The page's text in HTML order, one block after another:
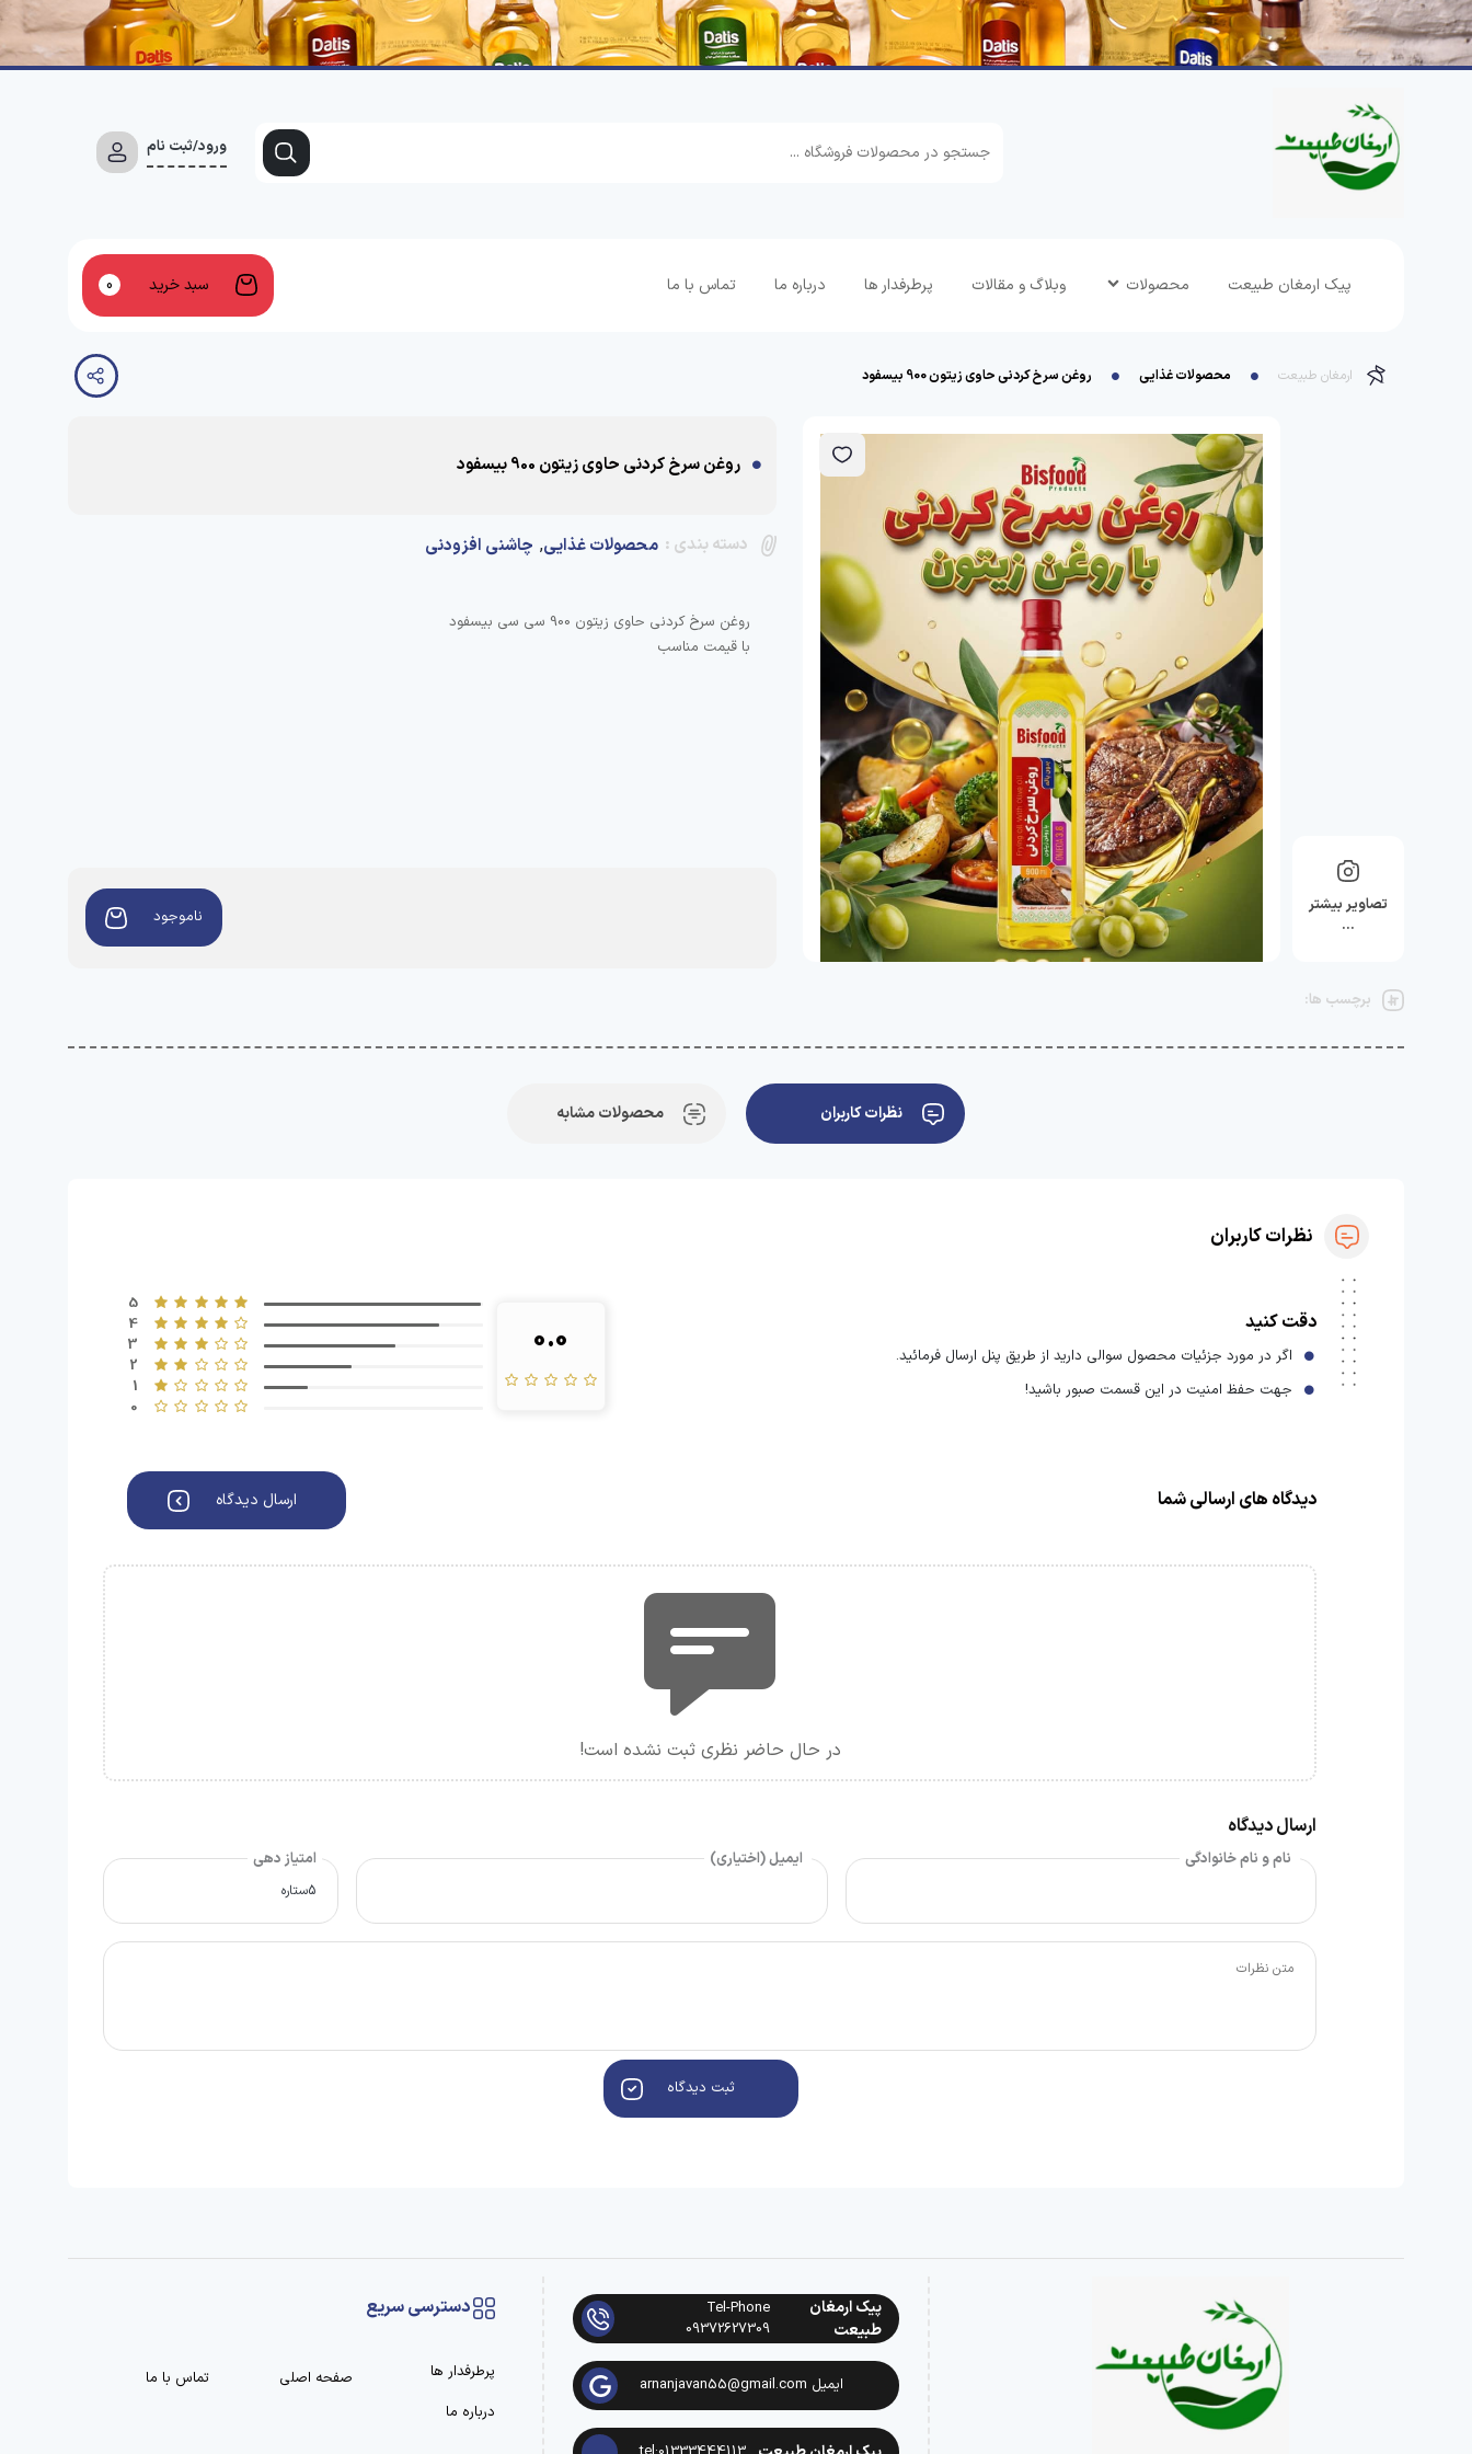
ورود/ثبت نام
پیک ارمغان طبیعت محصولات وبلاگ و مقالات پرطرفدار ها درباره ما تماس با ما سبد خرید 0
ارمغان طبیعت محصولات غذایی روغن سرخ کردنی حاوی زیتون 900 بیسفود
تصاویر بیشتر
…
روغن سرخ کردنی حاوی زیتون 900 بیسفود
دسته بندی : محصولات غذایی, چاشنی افزودنی
با قیمت مناسب
ناموجود
برچسب ها:
نظرات کاربران محصولات مشابه
نظرات کاربران
دقت کنید
اگر در مورد جزئیات محصول سوالی دارید از طریق پنل ارسال فرمائید.
جهت حفظ امنیت در این قسمت صبور باشید!
0.0
5
4
3
2
1
0
دیدگاه های ارسالی شما ارسال دیدگاه
در حال حاضر نظری ثبت نشده است!
ارسال دیدگاه
نام و نام خانوادگی ایمیل (اختیاری) امتیاز دهی
ثبت دیدگاه
پیک ارمغان
طبیعت
Tel-Phone
09372627309
ایمیل arnanjavan55@gmail.com
دسترسی سریع
پرطرفدار ها صفحه اصلی
تماس با ما
درباره ما